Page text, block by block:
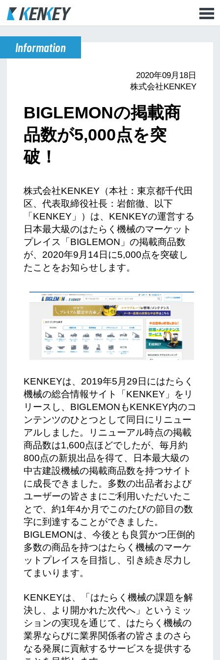
Information
2020年09月18日
株式会社KENKEY
BIGLEMONの掲載商
品数が5,000点を突
破！
株式会社KENKEY（本社：東京都千代田
区、代表取締役社長：岩館徹、以下
「KENKEY」）は、KENKEYの運営する
日本最大級のはたらく機械のマーケット
プレイス「BIGLEMON」の掲載商品数
が、2020年9月14日に5,000点を突破し
たことをお知らせします。
KENKEYは、2019年5月29日にはたらく
機械の総合情報サイト「KENKEY」をリ
リースし、BIGLEMONもKENKEY内のコ
ンテンツのひとつとして同日にリニュー
アルしました。リニューアル時点の掲載
商品数は1,600点ほどでしたが、毎月約
800点の新規出品を得て、日本最大級の
中古建設機械の掲載商品数を持つサイト
に成長できました。多数の出品者および
ユーザーの皆さまにご利用いただいたこ
とで、約1年4か月でこのたびの節目の数
字に到達することができました。
BIGLEMONは、今後とも良質かつ圧倒的
多数の商品を持つはたらく機械のマーケ
ットプレイスを目指し、引き続き尽力し
てまいります。
KENKEYは、「はたらく機械の課題を解
決し、より開かれた次代へ」というミッ
ションの実現を通じて、はたらく機械の
業界ならびに業界関係者の皆さまのさら
なる発展に貢献するサービスを提供する